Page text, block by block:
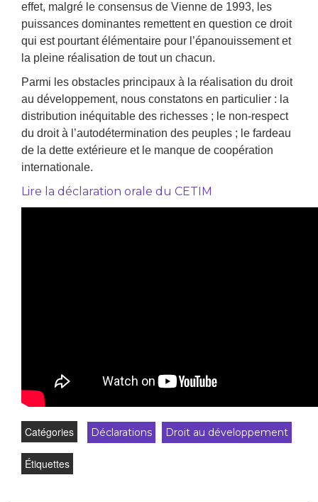
effet, malgré le consensus de Vienne de 1993, les
puissances dominantes remettent en question ce droit
qui est pourtant élémentaire pour l’épanouissement et
la pleine réalisation de tout un chacun.
Parmi les obstacles principaux à la réalisation du droit
au développement, nous constatons en particulier : la
distribution inéquitable des richesses ; le non-respect
du droit à l’autodétermination des peuples ; le fardeau
de la dette extérieure et le manque de coopération
internationale.
Lire la déclaration orale du CETIM
Catégories Déclarations Droit au développement
Étiquettes